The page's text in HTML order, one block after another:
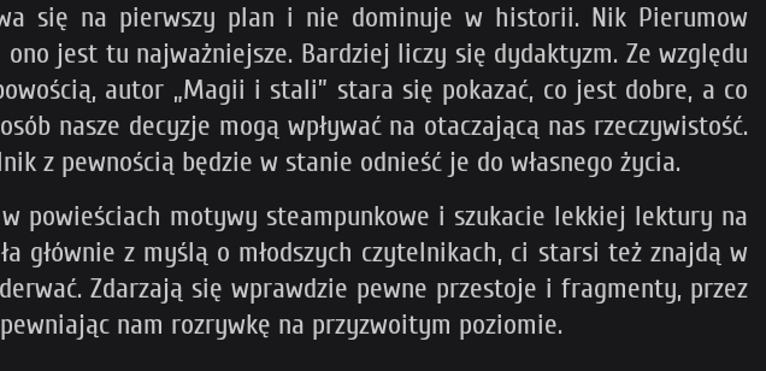
się na pierwszy plan i nie dominuje w historii. Nik Pierumow
jest tu najważniejsze. Bardziej liczy się dydaktyzm. Ze względu
autor „Magii i stali” stara się pokazać, co jest dobre, a co
nasze decyzje mogą wpływać na otaczającą nas rzeczywistość.
z pewnością będzie w stanie odnieść je do własnego życia.
powieściach motywy steampunkowe i szukacie lekkiej lektury na
głównie z myślą o młodszych czytelnikach, ci starsi też znajdą w
Zdarzają się wprawdzie pewne przestoje i fragmenty, przez
nam rozrywkę na przyzwoitym poziomie.